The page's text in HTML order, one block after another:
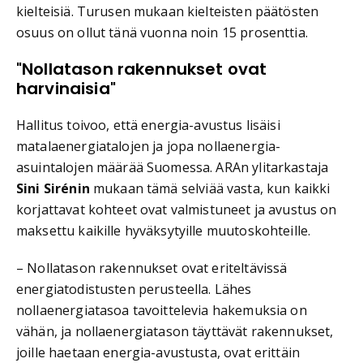
kielteisiä. Turusen mukaan kielteisten päätösten
osuus on ollut tänä vuonna noin 15 prosenttia.
"Nollatason rakennukset ovat
harvinaisia"
Hallitus toivoo, että energia-avustus lisäisi
matalaenergiatalojen ja jopa nollaenergia-
asuintalojen määrää Suomessa. ARAn ylitarkastaja
Sini Sirénin mukaan tämä selviää vasta, kun kaikki
korjattavat kohteet ovat valmistuneet ja avustus on
maksettu kaikille hyväksytyille muutoskohteille.
– Nollatason rakennukset ovat eriteltävissä
energiatodistusten perusteella. Lähes
nollaenergiatasoa tavoittelevia hakemuksia on
vähän, ja nollaenergiatason täyttävät rakennukset,
joille haetaan energia-avustusta, ovat erittäin